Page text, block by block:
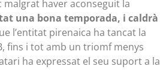
haver aconseguit la
una bona temporada, i caldrà
l’entitat pirenaica ha tancat la
fins i tot amb un triomf menys
ha expressat el seu suport a la